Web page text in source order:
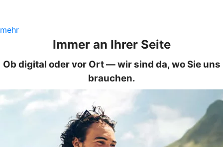
mehr
Immer an Ihrer Seite
Ob digital oder vor Ort — wir sind da, wo Sie uns
brauchen.